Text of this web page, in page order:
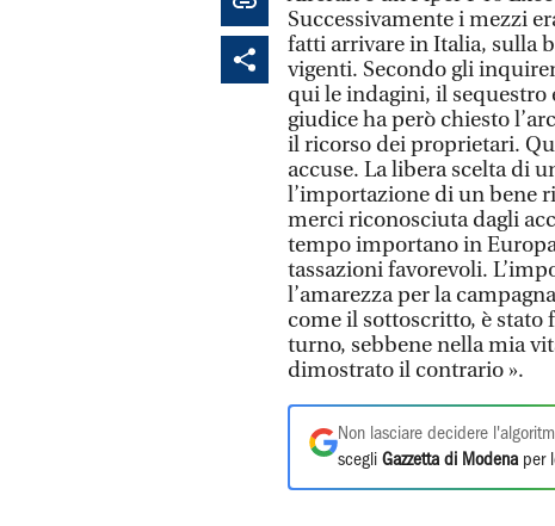
Successivamente i mezzi
fatti arrivare in Italia, sulla
vigenti. Secondo gli
qui le indagini, il sequestro
giudice ha però chiesto
il ricorso dei proprietari.
accuse. La libera scelta di
l’importazione di un bene
merci riconosciuta dagli
tempo importano in
tassazioni favorevoli.
l’amarezza per la
come il sottoscritto, è stato
turno, sebbene nella mia
dimostrato il contrario ».
Non lasciare decidere
scegli Gazzetta di Modena per